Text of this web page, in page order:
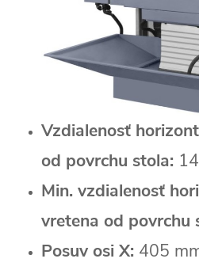
Vzdialenosť
od povrchu stola:
Min. vzdialenosť
vretena od povrchu
Posuv osi X: 405